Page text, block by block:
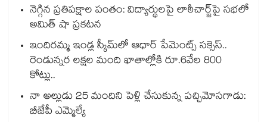
నెగ్గిన ప్రతిపక్షాల పంతం: విద్యార్థులపై లాఠీచార్జ్‎పై సభలో
అమిత్ షా ప్రకటన
ఇందిరమ్మ ఇండ్ల స్కీమ్‌‌‌‌‌‌‌‌లో ఆధార్ పేమెంట్స్ సక్సెస్..
రెండున్నర లక్షల మంది ఖాతాల్లోకి రూ.6వేల 800
కోట్లు..
నా అల్లుడు 25 మందిని పెళ్లి చేసుకున్న పచ్చిమోసగాడు:
బీజేపీ ఎమ్మెల్యే